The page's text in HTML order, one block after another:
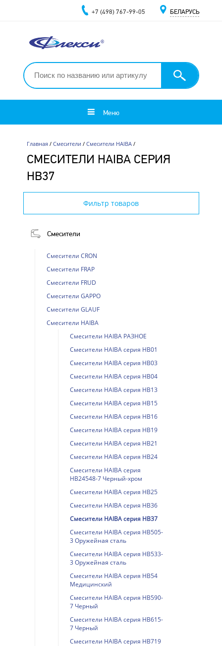
+7 (498) 767-99-05 БЕЛАРУСЬ
Меню
Главная/ Смесители / Смесители HAIBA/
СМЕСИТЕЛИ HAIBA СЕРИЯ
HB37
Фильтр товаров
Смесители
Смесители CRON
Смесители FRAP
Смесители FRUD
Смесители GAPPO
Смесители GLAUF
Смесители HAIBA
Смесители HAIBA РАЗНОЕ
Смесители HAIBA серия HB01
Смесители HAIBA серия HB03
Смесители HAIBA серия HB04
Смесители HAIBA серия HB13
Смесители HAIBA серия HB15
Смесители HAIBA серия HB16
Смесители HAIBA серия HB19
Смесители HAIBA серия HB21
Смесители HAIBA серия HB24
Смесители HAIBA серия
HB24548-7 Черный-хром
Смесители HAIBA серия HB25
Смесители HAIBA серия HB36
Смесители HAIBA серия HB37
Смесители HAIBA серия HB505-
3 Оружейная сталь
Смесители HAIBA серия HB533-
3 Оружейная сталь
Смесители HAIBA серия HB54
Медицинский
Смесители HAIBA серия HB590-
7 Черный
Смесители HAIBA серия HB615-
7 Черный
Смесители HAIBA серия HB719